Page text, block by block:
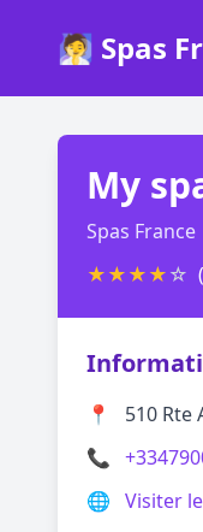
🧖 Spas
My
Spas France
★★★★☆
📍
510 Rte
📞
🌐 Visiter